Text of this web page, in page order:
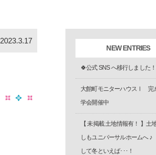
2023.3.17
NEW ENTRIES
🍀公式 SNS へ移行しました
大館町モニターハウスⅠ 完
学会開催中
【 未掲載 土地情報有！ 】土
しもユニバーサルホームへ
して冬といえば･･･！